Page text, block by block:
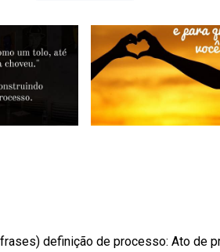
definição de processo: Ato de